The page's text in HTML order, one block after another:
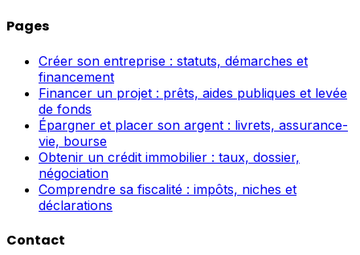
Pages
Créer son entreprise : statuts, démarches et
financement
Financer un projet : prêts, aides publiques et levée
de fonds
Épargner et placer son argent : livrets, assurance-
vie, bourse
Obtenir un crédit immobilier : taux, dossier,
négociation
Comprendre sa fiscalité : impôts, niches et
déclarations
Contact